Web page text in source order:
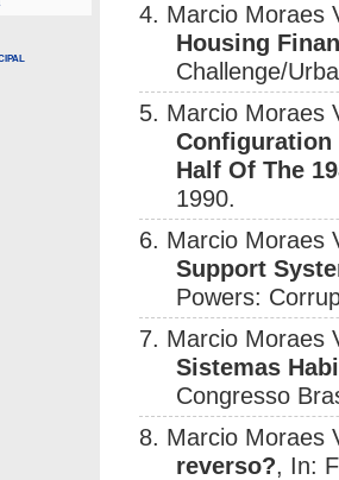
4. Marcio Moraes
Housing
Challenge/
5. Marcio Moraes
Configuration
Half Of The
1990.
6. Marcio Moraes
Support
Powers:
7. Marcio Moraes
Sistemas
Congresso
8. Marcio Moraes
reverso?, In: